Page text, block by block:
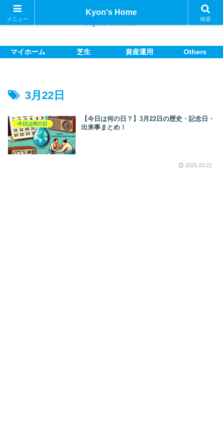
マイホーム 芝生 資産運用 Others
3月22日
今日は何の日
【今日は何の日？】3月22日の歴史・記念日・
出来事まとめ！
2025.03.22
メニュー
Kyon's Home
検索